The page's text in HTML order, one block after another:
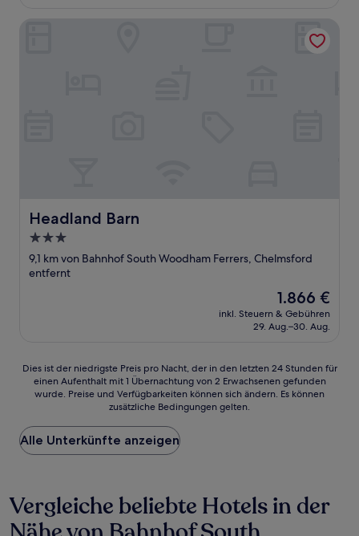
Headland Barn
Headland Barn
3.0-
Sterne-
Unterkunft
9,1 km von Bahnhof South Woodham Ferrers, Chelmsford
entfernt
Der
Preis
beträgt
1.866 €
inkl. Steuern & Gebühren
29. Aug.–30. Aug.
Dies
der
Preis
pro
Nacht,
den
letzten
24 Stunden
Dies ist der niedrigste Preis pro Nacht, der in den letzten 24 Stunden für
einen Aufenthalt mit 1 Übernachtung von 2 Erwachsenen gefunden
wurde. Preise und Verfügbarkeiten können sich ändern. Es können
zusätzliche Bedingungen gelten.
Alle Unterkünfte anzeigen
Vergleiche beliebte Hotels in der